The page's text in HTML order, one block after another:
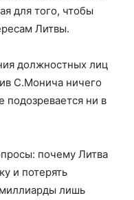
для того, чтобы
Литвы.
должностных лиц
С.Монича ничего
подозревается ни в
почему Литва
и потерять
лишь